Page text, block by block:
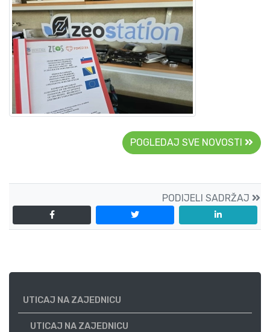
POGLEDAJ SVE NOVOSTI
PODIJELI SADRŽAJ
UTICAJ NA ZAJEDNICU
UTICAJ NA ZAJEDNICU